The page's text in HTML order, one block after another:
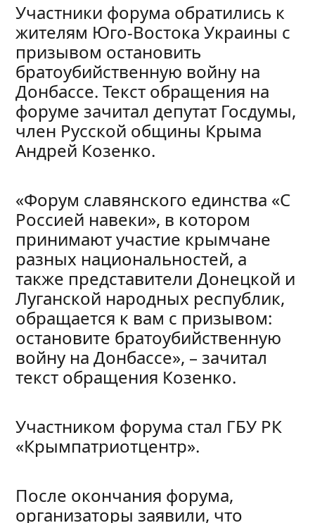
Участники форума обратились к
жителям Юго-Востока Украины с
призывом остановить
братоубийственную войну на
Донбассе. Текст обращения на
форуме зачитал депутат Госдумы,
член Русской общины Крыма
Андрей Козенко.
«Форум славянского единства «С
Россией навеки», в котором
принимают участие крымчане
разных национальностей, а
также представители Донецкой и
Луганской народных республик,
обращается к вам с призывом:
остановите братоубийственную
войну на Донбассе», – зачитал
текст обращения Козенко.
Участником форума стал ГБУ РК
«Крымпатриотцентр».
После окончания форума,
организаторы заявили, что